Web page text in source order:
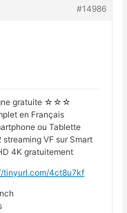
#14986
gratuite ☆☆☆
en Français
ou Tablette
streaming VF sur Smart
4K gratuitement
tinyurl.com/4ct8u7kf